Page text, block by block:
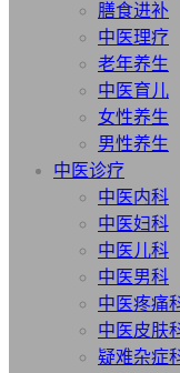
膳食进补
中医理疗
老年养生
中医育儿
女性养生
男性养生
中医诊疗
中医内科
中医妇科
中医儿科
中医男科
中医疼痛
中医皮肤
疑难杂症